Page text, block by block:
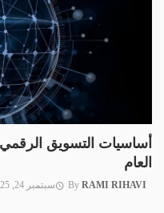
أساسيات التسويق
العام
By RAMI RIHAVI سبتمبر 24, 2025